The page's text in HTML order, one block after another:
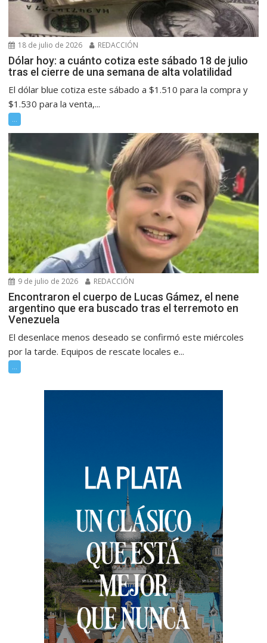
18 de julio de 2026 REDACCIÓN
Dólar hoy: a cuánto cotiza este sábado 18 de julio
tras el cierre de una semana de alta volatilidad
El dólar blue cotiza este sábado a $1.510 para la compra y
$1.530 para la venta,...
...
9 de julio de 2026 REDACCIÓN
Encontraron el cuerpo de Lucas Gámez, el nene
argentino que era buscado tras el terremoto en
Venezuela
El desenlace menos deseado se confirmó este miércoles
por la tarde. Equipos de rescate locales e...